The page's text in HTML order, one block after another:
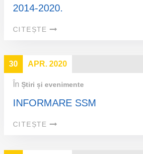
2014-2020.
CITEȘTE
30 APR. 2020
În Știri și evenimente
INFORMARE SSM
CITEȘTE